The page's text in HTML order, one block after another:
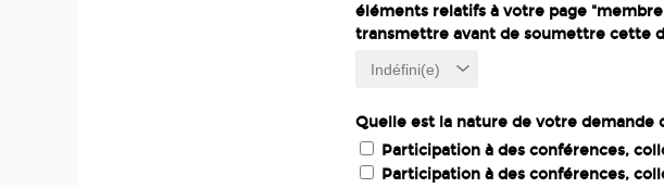
éléments relatifs à votre page
transmettre avant de soumettre cette
Quelle est la nature de votre demande
Participation à des conférences,
Participation à des conférences,